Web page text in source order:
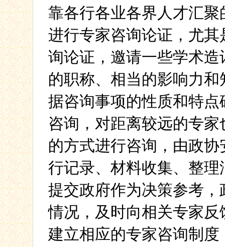
靠各行各业各界人才汇
进行专家咨询论证，尤
询论证，邀请一些学术造
的职称、相当的影响力
据咨询事项的性质和特
咨询，对距离较远的专
的方式进行咨询，由政
行记录、材料收集、整
提交政府作为决策参考
情况，及时向相关专家
建立相应的专家咨询制